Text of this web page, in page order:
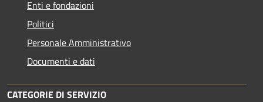
Enti e fondazioni
Politici
Personale Amministrativo
Documenti e dati
CATEGORIE DI SERVIZIO